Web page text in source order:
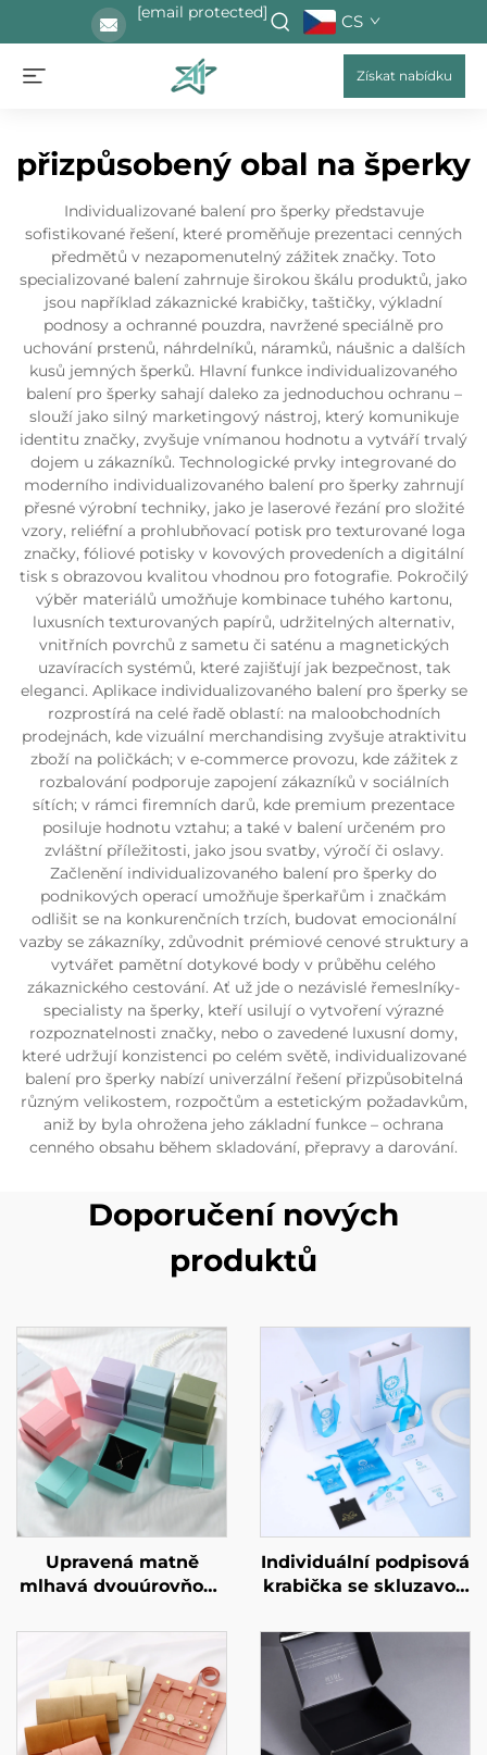
[email protected] CS
Získat nabídku
přizpůsobený obal na šperky
Individualizované balení pro šperky představuje
sofistikované řešení, které proměňuje prezentaci cenných
předmětů v nezapomenutelný zážitek značky. Toto
specializované balení zahrnuje širokou škálu produktů, jako
jsou například zákaznické krabičky, taštičky, výkladní
podnosy a ochranné pouzdra, navržené speciálně pro
uchování prstenů, náhrdelníků, náramků, náušnic a dalších
kusů jemných šperků. Hlavní funkce individualizovaného
balení pro šperky sahají daleko za jednoduchou ochranu –
slouží jako silný marketingový nástroj, který komunikuje
identitu značky, zvyšuje vnímanou hodnotu a vytváří trvalý
dojem u zákazníků. Technologické prvky integrované do
moderního individualizovaného balení pro šperky zahrnují
přesné výrobní techniky, jako je laserové řezání pro složité
vzory, reliéfní a prohlubňovací potisk pro texturované loga
značky, fóliové potisky v kovových provedeních a digitální
tisk s obrazovou kvalitou vhodnou pro fotografie. Pokročilý
výběr materiálů umožňuje kombinace tuhého kartonu,
luxusních texturovaných papírů, udržitelných alternativ,
vnitřních povrchů z sametu či saténu a magnetických
uzavíracích systémů, které zajišťují jak bezpečnost, tak
eleganci. Aplikace individualizovaného balení pro šperky se
rozprostírá na celé řadě oblastí: na maloobchodních
prodejnách, kde vizuální merchandising zvyšuje atraktivitu
zboží na poličkách; v e-commerce provozu, kde zážitek z
rozbalování podporuje zapojení zákazníků v sociálních
sítích; v rámci firemních darů, kde premium prezentace
posiluje hodnotu vztahu; a také v balení určeném pro
zvláštní příležitosti, jako jsou svatby, výročí či oslavy.
Začlenění individualizovaného balení pro šperky do
podnikových operací umožňuje šperkařům i značkám
odlišit se na konkurenčních trzích, budovat emocionální
vazby se zákazníky, zdůvodnit prémiové cenové struktury a
vytvářet pamětní dotykové body v průběhu celého
zákaznického cestování. Ať už jde o nezávislé řemeslníky-
specialisty na šperky, kteří usilují o vytvoření výrazné
rozpoznatelnosti značky, nebo o zavedené luxusní domy,
které udržují konzistenci po celém světě, individualizované
balení pro šperky nabízí univerzální řešení přizpůsobitelná
různým velikostem, rozpočtům a estetickým požadavkům,
aniž by byla ohrožena jeho základní funkce – ochrana
cenného obsahu během skladování, přepravy a darování.
Doporučení nových
produktů
Upravená matně
mlhavá dvouúrovňová
krabička s
geometrickým
designem z lepenky
pro exkluzivní značku
šperků – avantgardní
Individuální podpisová
krabička se skluzavou
kvalitní tuhá
lepenková krabička na
ozdoby pro luxusní
náhrdelníky a prsteny,
podpisová krabička na